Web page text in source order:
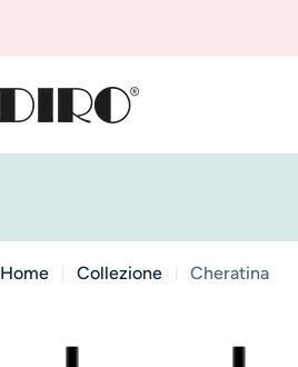
Home Collezione Cheratina